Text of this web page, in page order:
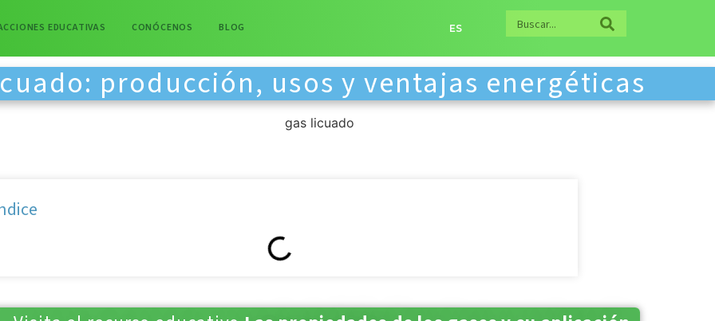
EDUCATIVAS CONÓCENOS BLOG ES
producción, usos y ventajas energéticas